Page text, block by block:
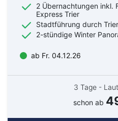
2 Übernachtungen inkl.
Express Trier
Stadtführung durch Trier
2-stündige Winter
ab Fr. 04.12.26
3 Tage -
schon ab